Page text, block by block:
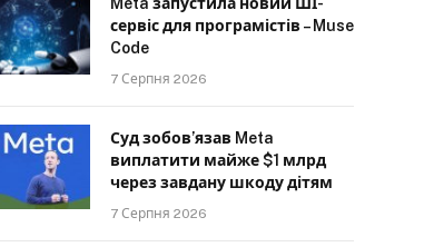
сервіс для програмістів – Muse
Code
7 Серпня 2026
Суд зобов’язав Meta
виплатити майже $1 млрд
через завдану шкоду дітям
7 Серпня 2026